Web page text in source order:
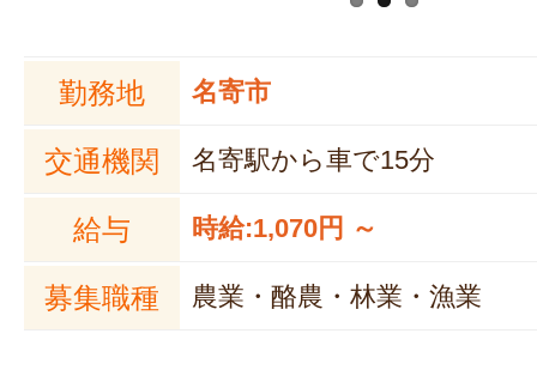
勤務地 名寄市
交通機関 名寄駅から車で15分
給与 時給:1,070円 ～
募集職種 農業・酪農・林業・漁業